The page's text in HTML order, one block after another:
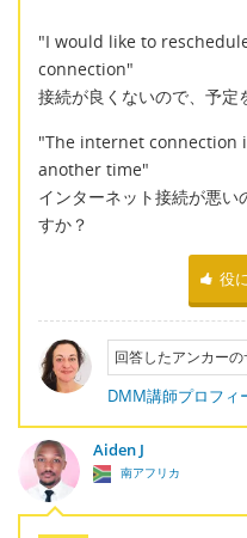
"I would like to
connection"
接続が良くないので、予定
"The internet connection
another time"
インターネット接続が悪い
すか？
役
回答したアンカーの
DMM講師プロフィ
Aiden J
南アフリカ